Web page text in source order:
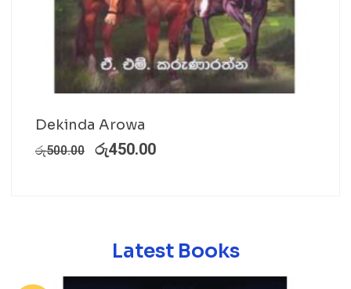
Dekinda Arowa
රු500.00 රු450.00
Latest Books